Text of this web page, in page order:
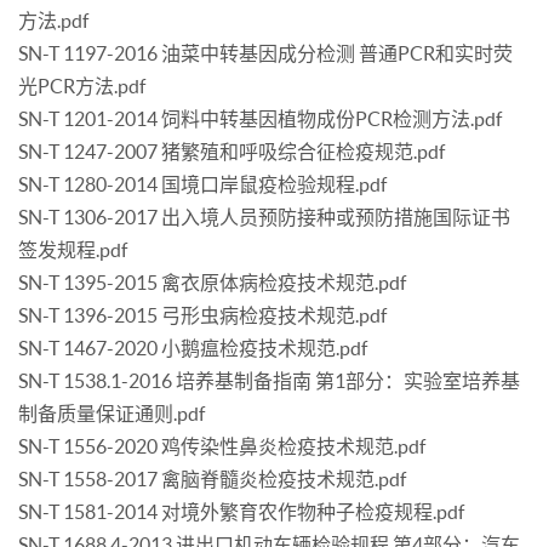
方法.pdf
SN-T 1197-2016 油菜中转基因成分检测 普通PCR和实时荧
光PCR方法.pdf
SN-T 1201-2014 饲料中转基因植物成份PCR检测方法.pdf
SN-T 1247-2007 猪繁殖和呼吸综合征检疫规范.pdf
SN-T 1280-2014 国境口岸鼠疫检验规程.pdf
SN-T 1306-2017 出入境人员预防接种或预防措施国际证书
签发规程.pdf
SN-T 1395-2015 禽衣原体病检疫技术规范.pdf
SN-T 1396-2015 弓形虫病检疫技术规范.pdf
SN-T 1467-2020 小鹅瘟检疫技术规范.pdf
SN-T 1538.1-2016 培养基制备指南 第1部分：实验室培养基
制备质量保证通则.pdf
SN-T 1556-2020 鸡传染性鼻炎检疫技术规范.pdf
SN-T 1558-2017 禽脑脊髓炎检疫技术规范.pdf
SN-T 1581-2014 对境外繁育农作物种子检疫规程.pdf